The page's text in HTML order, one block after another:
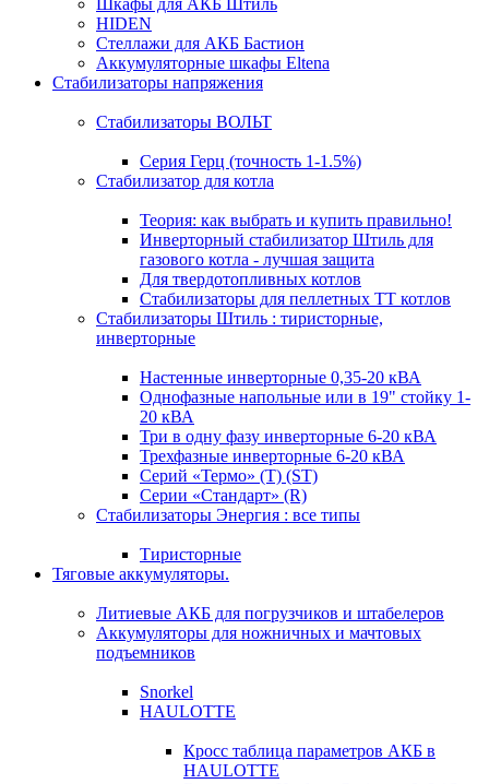
Шкафы для АКБ Штиль
HIDEN
Стеллажи для АКБ Бастион
Аккумуляторные шкафы Eltena
Стабилизаторы напряжения
Стабилизаторы ВОЛЬТ
Серия Герц (точность 1-1.5%)
Стабилизатор для котла
Теория: как выбрать и купить правильно!
Инверторный стабилизатор Штиль для
газового котла - лучшая защита
Для твердотопливных котлов
Стабилизаторы для пеллетных ТТ котлов
Стабилизаторы Штиль : тиристорные,
инверторные
Настенные инверторные 0,35-20 кВА
Однофазные напольные или в 19" стойку 1-
20 кВА
Три в одну фазу инверторные 6-20 кВА
Трехфазные инверторные 6-20 кВА
Серий «Термо» (T) (ST)
Серии «Стандарт» (R)
Стабилизаторы Энергия : все типы
Тиристорные
Тяговые аккумуляторы.
Литиевые АКБ для погрузчиков и штабелеров
Аккумуляторы для ножничных и мачтовых
подъемников
Snorkel
HAULOTTE
Кросc таблица параметров АКБ в
HAULOTTE